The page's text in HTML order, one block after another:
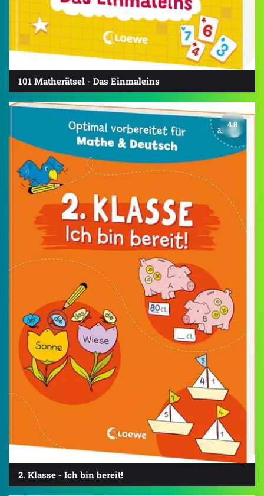
101 Matherätsel - Das Einmaleins
4.8
2. Klasse - Ich bin bereit!